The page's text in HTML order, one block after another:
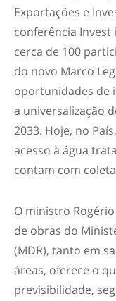
Exportações e
conferência Invest
cerca de 100
do novo Marco
oportunidades de
a universalização
2033. Hoje, no
acesso à água
contam com
O ministro
de obras do
(MDR), tanto em
áreas, oferece o
previsibilidade,